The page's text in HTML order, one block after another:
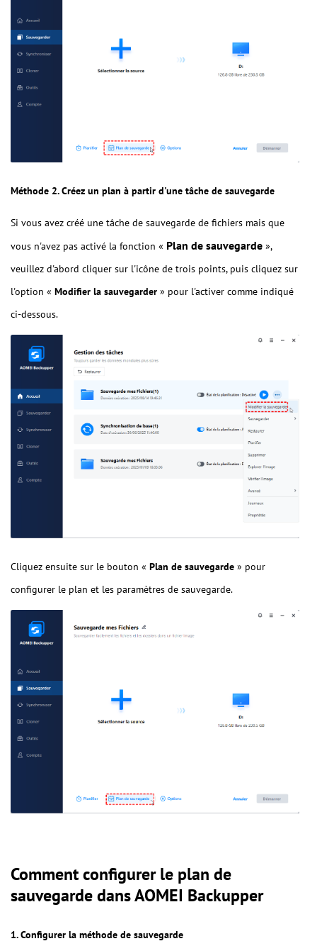
Méthode 2. Créez un plan à partir d'une tâche de sauvegarde
Si vous avez créé une tâche de sauvegarde de fichiers mais que
vous n'avez pas activé la fonction « Plan de sauvegarde »,
veuillez d'abord cliquer sur l'icône de trois points, puis cliquez sur
l'option « Modifier la sauvegarder » pour l'activer comme indiqué
ci-dessous.
Cliquez ensuite sur le bouton « Plan de sauvegarde » pour
configurer le plan et les paramètres de sauvegarde.
Comment configurer le plan de
sauvegarde dans AOMEI Backupper
1. Configurer la méthode de sauvegarde